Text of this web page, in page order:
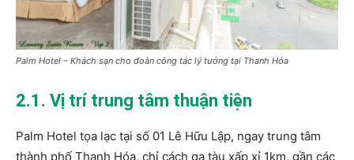
Palm Hotel – Khách sạn cho đoàn công tác lý tưởng tại Thanh Hóa
2.1. Vị trí trung tâm thuận tiện
Palm Hotel tọa lạc tại số 01 Lê Hữu Lập, ngay trung tâm
thành phố Thanh Hóa, chỉ cách ga tàu xấp xỉ 1km, gần các